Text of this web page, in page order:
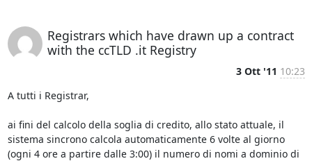
Registrars which have drawn up a contract
with the ccTLD .it Registry
3 Ott '11 10:23
A tutti i Registrar,
ai fini del calcolo della soglia di credito, allo stato attuale, il
sistema sincrono calcola automaticamente 6 volte al giorno
(ogni 4 ore a partire dalle 3:00) il numero di nomi a dominio di